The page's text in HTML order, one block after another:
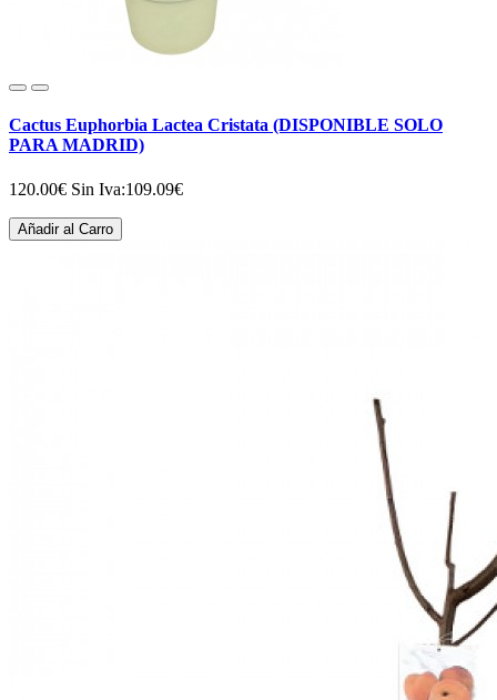
Cactus Euphorbia Lactea Cristata (DISPONIBLE SOLO
PARA MADRID)
120.00€ Sin Iva:109.09€
Añadir al Carro